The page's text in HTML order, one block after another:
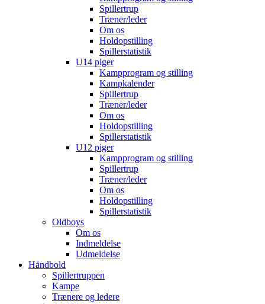
Spillertrup
Træner/leder
Om os
Holdopstilling
Spillerstatistik
U14 piger
Kampprogram og stilling
Kampkalender
Spillertrup
Træner/leder
Om os
Holdopstilling
Spillerstatistik
U12 piger
Kampprogram og stilling
Spillertrup
Træner/leder
Om os
Holdopstilling
Spillerstatistik
Oldboys
Om os
Indmeldelse
Udmeldelse
Håndbold
Spillertruppen
Kampe
Trænere og ledere